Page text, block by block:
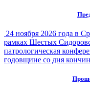
24 ноября 2026 года в
рамках Шестых
патрологическая
годовщине со дня